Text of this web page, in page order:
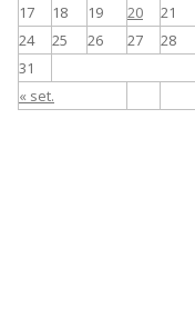
« set.
17
18 19 20 21
24
25 26 27 28
31